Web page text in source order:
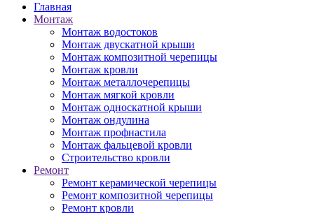
Главная
Монтаж
Монтаж водостоков
Монтаж двускатной крыши
Монтаж композитной черепицы
Монтаж кровли
Монтаж металлочерепицы
Монтаж мягкой кровли
Монтаж односкатной крыши
Монтаж ондулина
Монтаж профнастила
Монтаж фальцевой кровли
Строительство кровли
Ремонт
Ремонт керамической черепицы
Ремонт композитной черепицы
Ремонт кровли